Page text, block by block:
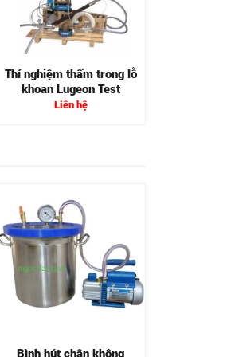
Thí nghiệm thấm trong lỗ
khoan Lugeon Test
Liên hệ
Bình hút chân không